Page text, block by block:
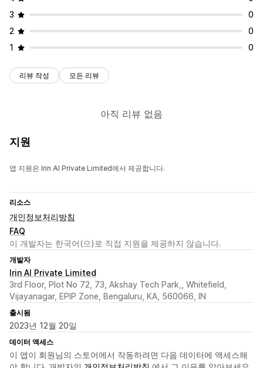
3
0
2
0
1
0
리뷰 작성 모든 리뷰
아직 리뷰 없음
지원
앱 지원은 Irin AI Private Limited에서 제공합니다.
리소스
개인정보처리방침
FAQ
이 개발자는 한국어(으)로 직접 지원을 제공하지 않습니다.
개발자
Irin AI Private Limited
3rd Floor, Plot No 72, 73, Akshay Tech Park,, Whitefield,
Vijayanagar, EPIP Zone, Bengaluru, KA, 560066, IN
출시됨
2023년 12월 20일
데이터 액세스
이 앱이 회원님의 스토어에서 작동하려면 다음 데이터에 액세스해